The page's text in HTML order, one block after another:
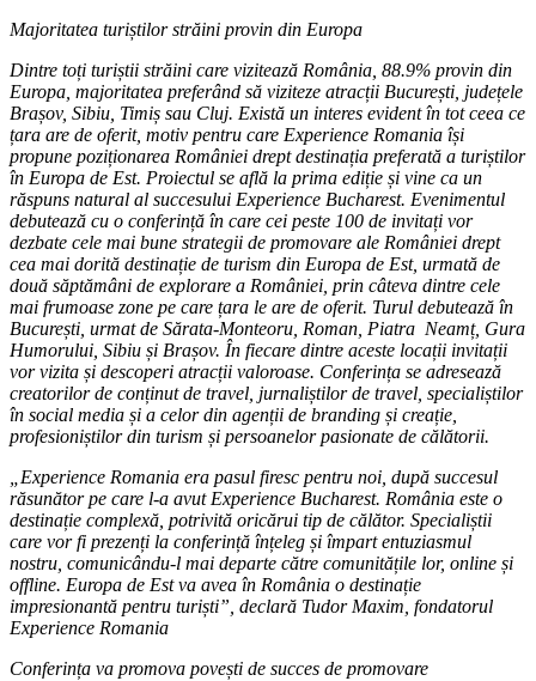
Majoritatea turiștilor străini provin din Europa
Dintre toți turiștii străini care vizitează România, 88.9% provin din
Europa, majoritatea preferând să viziteze atracții București, județele
Brașov, Sibiu, Timiș sau Cluj. Există un interes evident în tot ceea ce
țara are de oferit, motiv pentru care Experience Romania își
propune poziționarea României drept destinația preferată a turiștilor
în Europa de Est. Proiectul se află la prima ediție și vine ca un
răspuns natural al succesului Experience Bucharest. Evenimentul
debutează cu o conferință în care cei peste 100 de invitați vor
dezbate cele mai bune strategii de promovare ale României drept
cea mai dorită destinație de turism din Europa de Est, urmată de
două săptămâni de explorare a României, prin câteva dintre cele
mai frumoase zone pe care țara le are de oferit. Turul debutează în
București, urmat de Sărata-Monteoru, Roman, Piatra Neamț, Gura
Humorului, Sibiu și Brașov. În fiecare dintre aceste locații invitații
vor vizita și descoperi atracții valoroase. Conferința se adresează
creatorilor de conținut de travel, jurnaliștilor de travel, specialiștilor
în social media și a celor din agenții de branding și creație,
profesioniștilor din turism și persoanelor pasionate de călătorii.
„Experience Romania era pasul firesc pentru noi, după succesul
răsunător pe care l-a avut Experience Bucharest. România este o
destinație complexă, potrivită oricărui tip de călător. Specialiștii
care vor fi prezenți la conferință înțeleg și împart entuziasmul
nostru, comunicându-l mai departe către comunitățile lor, online și
offline. Europa de Est va avea în România o destinație
impresionantă pentru turiști”, declară Tudor Maxim, fondatorul
Experience Romania
Conferința va promova povești de succes de promovare